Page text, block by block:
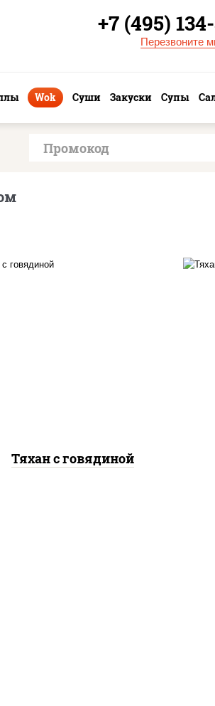
+7 (495)
Перезвоните
Wok Суши Закуски Супы
Тяхан с говядиной